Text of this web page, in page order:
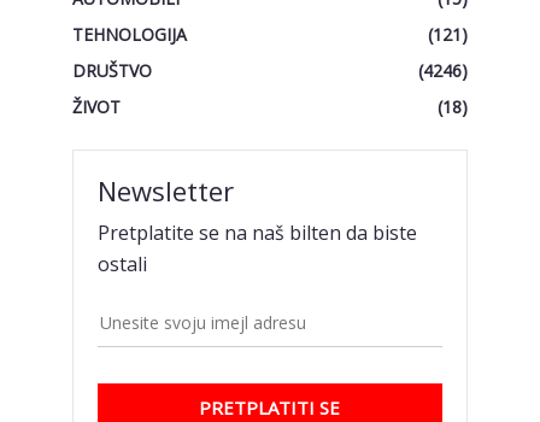
TEHNOLOGIJA
(121)
DRUŠTVO
(4246)
ŽIVOT
(18)
Newsletter
Pretplatite se na naš bilten da biste
ostali
PRETPLATITI SE